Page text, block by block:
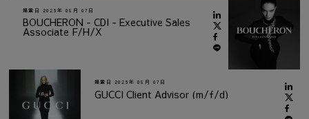
掲載日 2026年 08月 07日
BOUCHERON - CDI - Executive Sales
Associate F/H/X
掲載日 2026年 08月 07日
GUCCI Client Advisor (m/f/d)